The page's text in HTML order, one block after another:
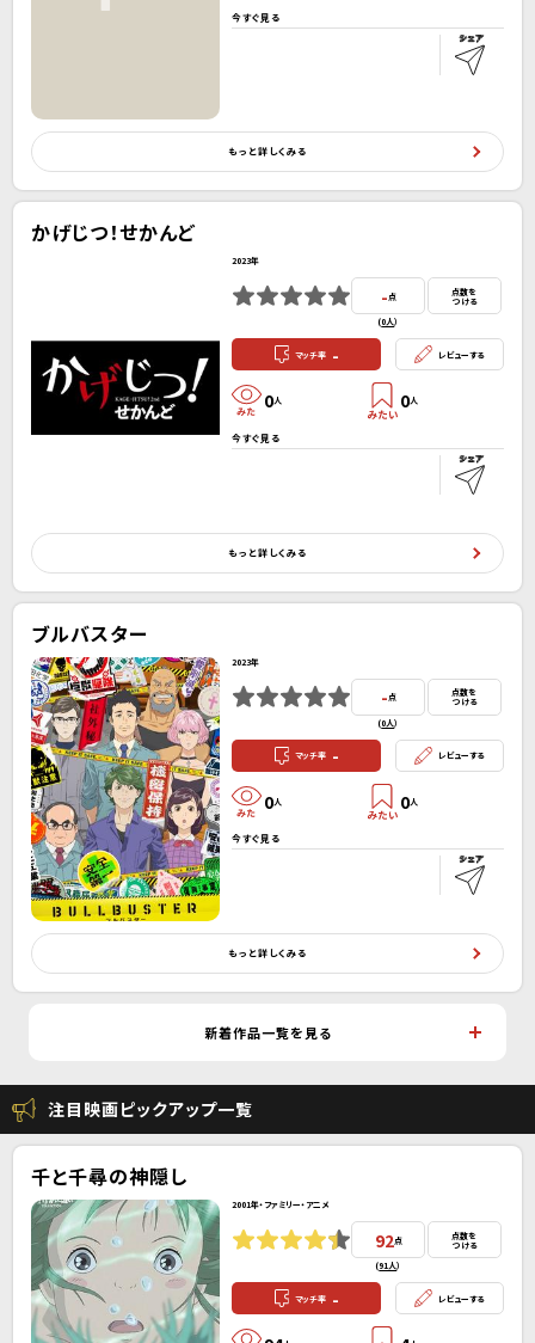
今すぐ見る
もっと詳しくみる
かげじつ！せかんど
2023年
- 点
(0人）
点数を
つける
マッチ率 - レビューする
0人 0人
今すぐ見る
もっと詳しくみる
ブルバスター
2023年
-点
(0人）
点数を
つける
マッチ率 - レビューする
0人 0人
今すぐ見る
もっと詳しくみる
新着作品一覧を見る
注目映画ピックアップ一覧
千と千尋の神隠し
2001年・ファミリー・アニメ
92点
(91人）
点数を
つける
マッチ率 - レビューする